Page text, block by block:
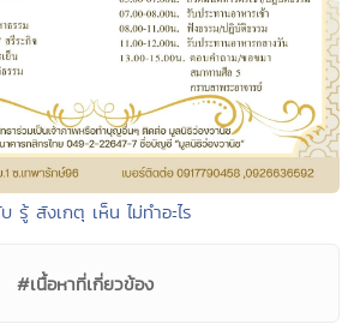
รู้ สังเกตุ เห็น ไม่ทำอะไร
#เนื้อหาที่เกี่ยวข้อง